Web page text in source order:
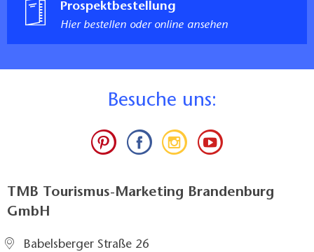
Prospektbestellung
Hier bestellen oder online ansehen
Besuche uns:
TMB Tourismus-Marketing Brandenburg
GmbH
Babelsberger Straße 26